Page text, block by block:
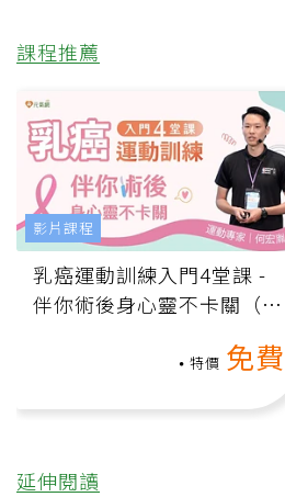
課程推薦
乳癌運動訓練入門4堂課 -
伴你術後身心靈不卡關（線
特價 免費
影片課程
延伸閱讀